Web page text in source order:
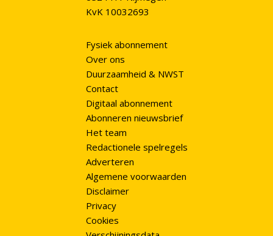
KvK 10032693
Fysiek abonnement
Over ons
Duurzaamheid & NWST
Contact
Digitaal abonnement
Abonneren nieuwsbrief
Het team
Redactionele spelregels
Adverteren
Algemene voorwaarden
Disclaimer
Privacy
Cookies